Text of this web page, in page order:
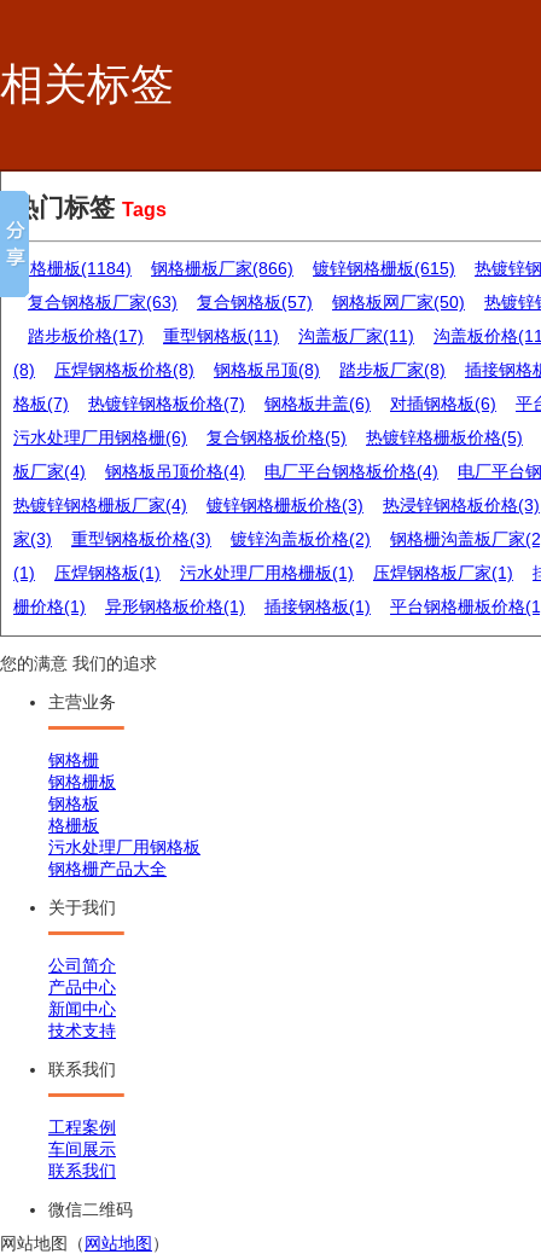
相关标签
热门标签 Tags
钢格栅板(1184) 钢格栅板厂家(866) 镀锌钢格栅板(615)
热镀锌
复合钢格板厂家(63)
复合钢格板(57) 钢格板网厂家(50)
热镀锌
踏步板价格(17)
重型钢格板(11) 沟盖板厂家(11)
沟盖板价格
(8)
压焊钢格板价格(8) 钢格板吊顶(8) 踏步板厂家(8)
插接钢格
格板(7)
热镀锌钢格板价格(7) 钢格板井盖(6) 对插钢格板(6)
平
污水处理厂用钢格栅(6)
复合钢格板价格(5)
热镀锌格栅板价格(5)
板厂家(4)
钢格板吊顶价格(4) 电厂平台钢格板价格(4)
电厂平台
热镀锌钢格栅板厂家(4)
镀锌钢格栅板价格(3)
热浸锌钢格板价格(3)
家(3)
重型钢格板价格(3) 镀锌沟盖板价格(2)
钢格栅沟盖板厂家
(1)
压焊钢格板(1) 污水处理厂用格栅板(1) 压焊钢格板厂家(1)
栅价格(1)
异形钢格板价格(1) 插接钢格板(1) 平台钢格栅板价格
您的满意 我们的追求
主营业务
钢格栅
钢格栅板
钢格板
格栅板
污水处理厂用钢格板
钢格栅产品大全
关于我们
公司简介
产品中心
新闻中心
技术支持
联系我们
工程案例
车间展示
联系我们
微信二维码
网站地图（网站地图 ）